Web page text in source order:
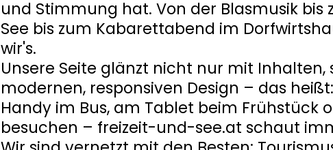
und Stimmung hat. Von der Blasmusik bis
See bis zum Kabarettabend im
wir's.
Unsere Seite glänzt nicht nur mit
modernen, responsiven Design – das
Handy im Bus, am Tablet beim Frühstück
besuchen – freizeit-und-see.at schaut